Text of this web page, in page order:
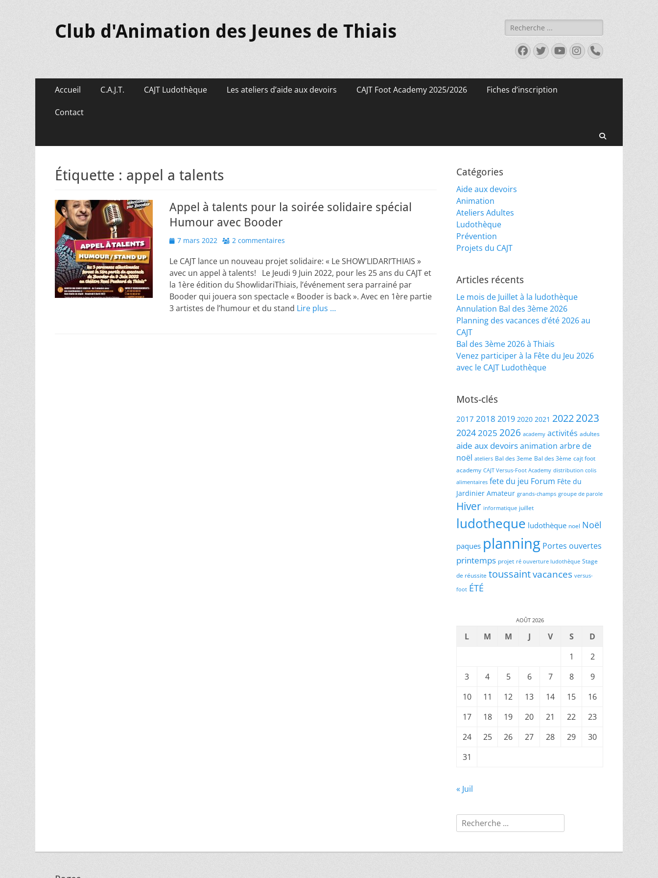
Club d'Animation des Jeunes de Thiais Rechercher :
Facebook
Twitter
YouTube
Instagram
Tél
Menu
contenu
Accueil C.A.J.T. CAJT Ludothèque Les ateliers d’aide aux devoirs CAJT Foot Academy 2025/2026 Fiches d’inscription
Contact
Étiquette : appel a talents
Appel à talents pour la soirée solidaire spécial
Humour avec Booder
Posted
7 mars 2022 2 commentaires
Le CAJT lance un nouveau projet solidaire: « Le SHOW’LIDARI’THIAIS »
avec un appel à talents! Le Jeudi 9 Juin 2022, pour les 25 ans du CAJT et
la 1ère édition du ShowlidariThiais, l’événement sera parrainé par
Booder qui jouera son spectacle « Booder is back ». Avec en 1ère partie
3 artistes de l’humour et du stand Lire plus …
Catégories
Aide aux devoirs
Animation
Ateliers Adultes
Ludothèque
Prévention
Projets du CAJT
Articles récents
Le mois de Juillet à la ludothèque
Annulation Bal des 3ème 2026
Planning des vacances d’été 2026 au
CAJT
Bal des 3ème 2026 à Thiais
Venez participer à la Fête du Jeu 2026
avec le CAJT Ludothèque
Mots-clés
2017 2018 2019 2020 2021 20222023
20242025 2026 academy activités adultes
aide aux devoirsanimation arbre de
noël ateliers Bal des 3eme Bal des 3ème cajt foot
academy CAJT Versus-Foot Academy distribution colis
alimentaires fete du jeu Forum Fête du
Jardinier Amateur grands-champs groupe de parole
Hiver informatique juillet
ludotheque ludothèque noel Noël
paques planning Portes ouvertes
printemps projet ré ouverture ludothèque Stage
de réussite toussaintvacances versus-
foot ÉTÉ
AOÛT 2026
L M M J V S
D
1
2
3
4 5 6 7 8
9
10
11 12 13 14 15
16
17
18 19 20 21 22
23
24
25 26 27 28 29
30
31
« Juil
Rechercher :